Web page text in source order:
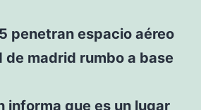
penetran espacio aéreo
de madrid rumbo a base
informa que es un lugar